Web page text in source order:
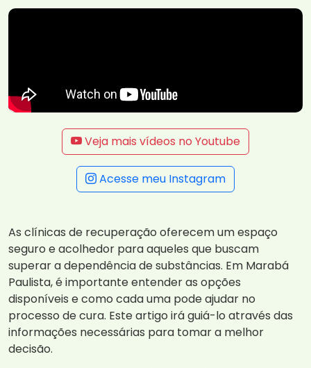
Veja mais vídeos no Youtube
Acesse meu Instagram
As clínicas de recuperação oferecem um espaço
seguro e acolhedor para aqueles que buscam
superar a dependência de substâncias. Em Marabá
Paulista, é importante entender as opções
disponíveis e como cada uma pode ajudar no
processo de cura. Este artigo irá guiá-lo através das
informações necessárias para tomar a melhor
decisão.